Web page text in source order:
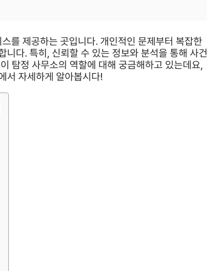
를 제공하는 곳입니다. 개인적인 문제부터 복잡한
다. 특히, 신뢰할 수 있는 정보와 분석을 통해 사건
탐정 사무소의 역할에 대해 궁금해하고 있는데요,
서 자세하게 알아봅시다!